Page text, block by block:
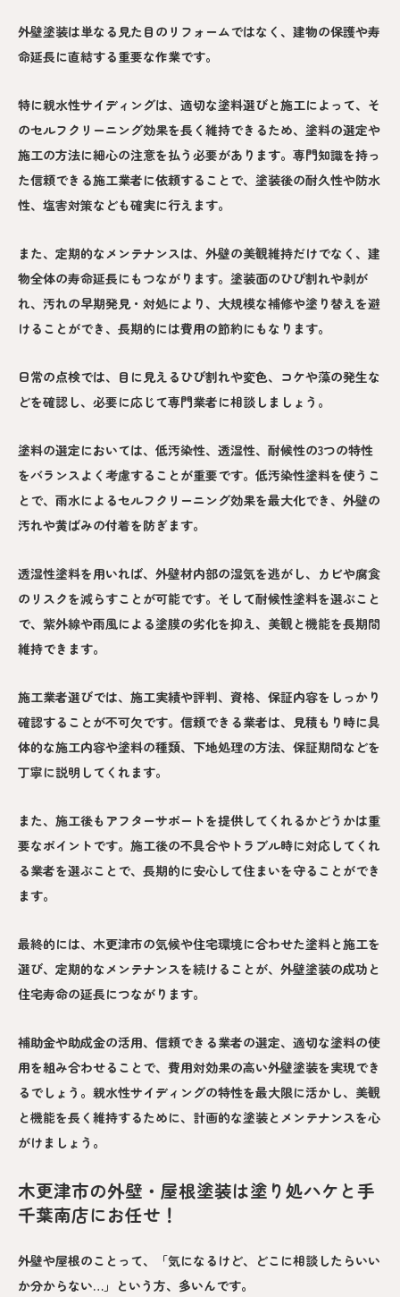
外壁塗装は単なる見た目のリフォームではなく、建物の保護や寿
命延長に直結する重要な作業です。
特に親水性サイディングは、適切な塗料選びと施工によって、そ
のセルフクリーニング効果を長く維持できるため、塗料の選定や
施工の方法に細心の注意を払う必要があります。専門知識を持っ
た信頼できる施工業者に依頼することで、塗装後の耐久性や防水
性、塩害対策なども確実に行えます。
また、定期的なメンテナンスは、外壁の美観維持だけでなく、建
物全体の寿命延長にもつながります。塗装面のひび割れや剥が
れ、汚れの早期発見・対処により、大規模な補修や塗り替えを避
けることができ、長期的には費用の節約にもなります。
日常の点検では、目に見えるひび割れや変色、コケや藻の発生な
どを確認し、必要に応じて専門業者に相談しましょう。
塗料の選定においては、低汚染性、透湿性、耐候性の3つの特性
をバランスよく考慮することが重要です。低汚染性塗料を使うこ
とで、雨水によるセルフクリーニング効果を最大化でき、外壁の
汚れや黄ばみの付着を防ぎます。
透湿性塗料を用いれば、外壁材内部の湿気を逃がし、カビや腐食
のリスクを減らすことが可能です。そして耐候性塗料を選ぶこと
で、紫外線や雨風による塗膜の劣化を抑え、美観と機能を長期間
維持できます。
施工業者選びでは、施工実績や評判、資格、保証内容をしっかり
確認することが不可欠です。信頼できる業者は、見積もり時に具
体的な施工内容や塗料の種類、下地処理の方法、保証期間などを
丁寧に説明してくれます。
また、施工後もアフターサポートを提供してくれるかどうかは重
要なポイントです。施工後の不具合やトラブル時に対応してくれ
る業者を選ぶことで、長期的に安心して住まいを守ることができ
ます。
最終的には、木更津市の気候や住宅環境に合わせた塗料と施工を
選び、定期的なメンテナンスを続けることが、外壁塗装の成功と
住宅寿命の延長につながります。
補助金や助成金の活用、信頼できる業者の選定、適切な塗料の使
用を組み合わせることで、費用対効果の高い外壁塗装を実現でき
るでしょう。親水性サイディングの特性を最大限に活かし、美観
と機能を長く維持するために、計画的な塗装とメンテナンスを心
がけましょう。
木更津市の外壁・屋根塗装は塗り処ハケと手
千葉南店にお任せ！
外壁や屋根のことって、「気になるけど、どこに相談したらいい
か分からない…」という方、多いんです。